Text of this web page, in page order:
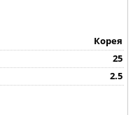
Корея
25
2.5